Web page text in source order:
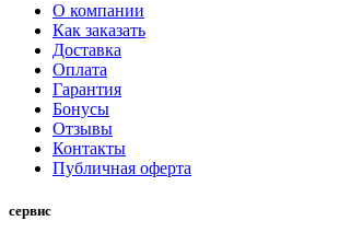
О компании
Как заказать
Доставка
Оплата
Гарантия
Бонусы
Отзывы
Контакты
Публичная оферта
сервис